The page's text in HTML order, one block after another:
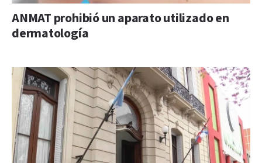
ANMAT prohibió un aparato utilizado en
dermatología